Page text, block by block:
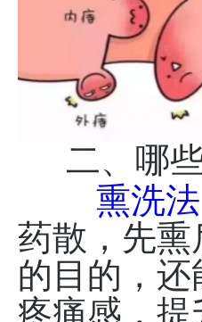
二、哪
熏洗法
药散，先
的目的，
疼痛感，